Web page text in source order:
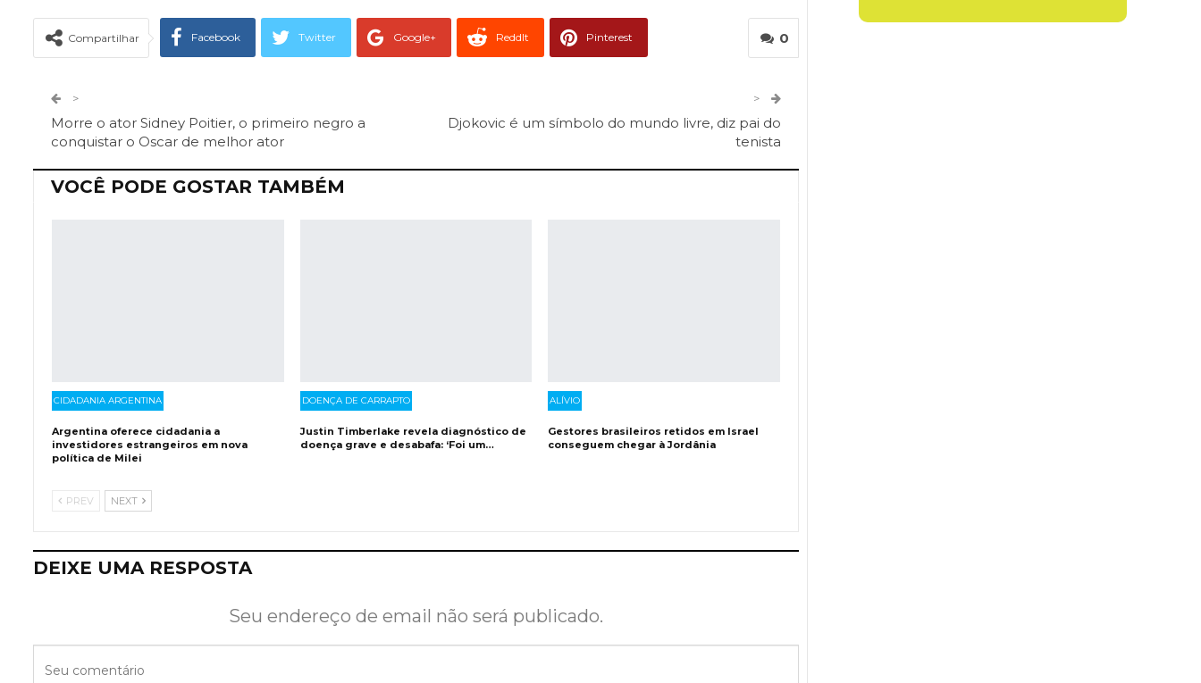
0
Compartilhar Facebook Twitter Google+ ReddIt Pinterest
>
Morre o ator Sidney Poitier, o primeiro negro a
conquistar o Oscar de melhor ator
>
Djokovic é um símbolo do mundo livre, diz pai do
tenista
VOCÊ PODE GOSTAR TAMBÉM
CIDADANIA ARGENTINA
Argentina oferece cidadania a
investidores estrangeiros em nova
política de Milei
DOENÇA DE CARRAPTO
Justin Timberlake revela diagnóstico de
doença grave e desabafa: ‘Foi um…
ALÍVIO
Gestores brasileiros retidos em Israel
conseguem chegar à Jordânia
PREV NEXT
DEIXE UMA RESPOSTA
Seu endereço de email não será publicado.